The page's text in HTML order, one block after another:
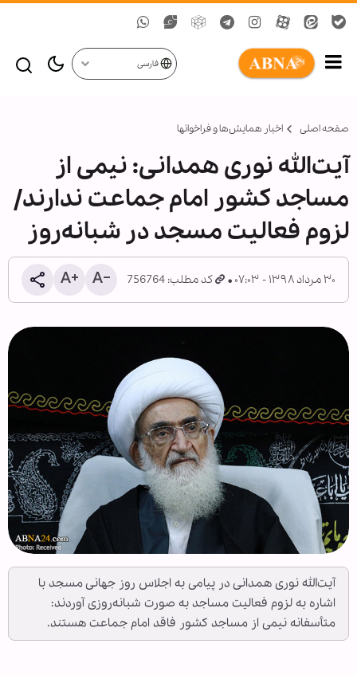
فارسی
صفحه اصلی اخبار همايش‌ها و فراخوان‏ها
آیت‌الله نوری‌ همدانی: نیمی از
مساجد کشور امام جماعت ندارند/
لزوم فعالیت مسجد در شبانه‌روز
۳۰ مرداد ۱۳۹۸ - ۰۷:۰۳ کد مطلب: 756764
آیت‌الله نوری همدانی در پیامی به اجلاس روز جهانی مسجد با
اشاره به لزوم فعالیت مساجد به صورت شبانه‌روزی آوردند:
متأسفانه نیمی از مساجد کشور فاقد امام جماعت هستند.